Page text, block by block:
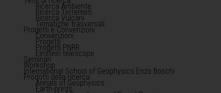
Ricerca Ambiente
Ricerca Terremoti
Ricerca Vulcani
Tematiche trasversali
Progetti e Convenzioni
Convenzioni
Progetti
Progetti PNRR
Einstein telescope
Seminari
Workshop
International School of Geophysics Enzo Boschi
Prodotti della ricerca
Annals of Geophysics
Earth-prints